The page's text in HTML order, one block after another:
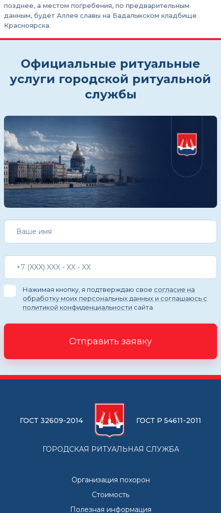
позднее, а местом погребения, по предварительным
данным, будет Аллея славы на Бадалыкском кладбище
Красноярска.
Официальные ритуальные
услуги городской ритуальной
службы
Нажимая кнопку, я подтверждаю свое согласие на
обработку моих персональных данных и соглашаюсь с
политикой конфиденциальности сайта
Отправить заявку
ГОСТ 32609-2014 ГОСТ Р 54611-2011
ГОРОДСКАЯ РИТУАЛЬНАЯ СЛУЖБА
Организация похорон
Стоимость
Полезная информация